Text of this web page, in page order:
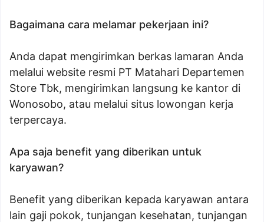
Bagaimana cara melamar pekerjaan ini?
Anda dapat mengirimkan berkas lamaran Anda
melalui website resmi PT Matahari Departemen
Store Tbk, mengirimkan langsung ke kantor di
Wonosobo, atau melalui situs lowongan kerja
terpercaya.
Apa saja benefit yang diberikan untuk
karyawan?
Benefit yang diberikan kepada karyawan antara
lain gaji pokok, tunjangan kesehatan, tunjangan